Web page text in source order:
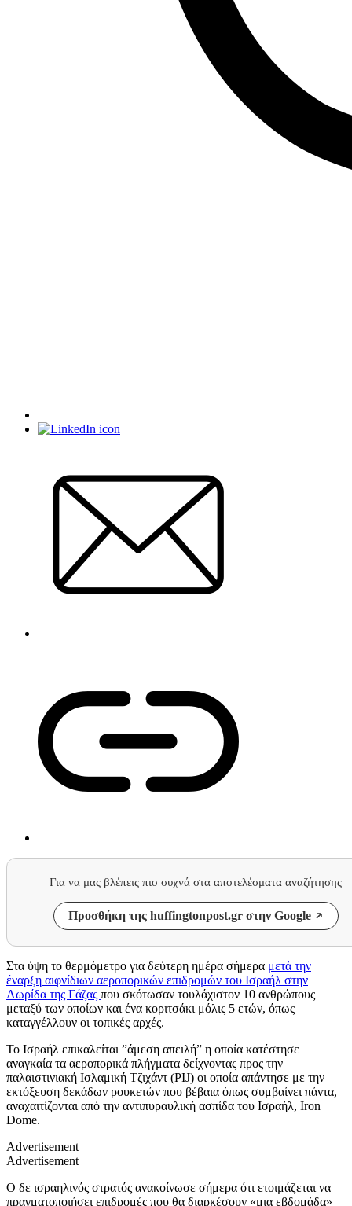
Για να μας βλέπεις πιο συχνά στα αποτελέσματα αναζήτησης
Προσθήκη της huffingtonpost.gr στην Google
Στα ύψη το θερμόμετρο για δεύτερη ημέρα σήμερα μετά την
έναρξη αιφνίδιων αεροπορικών επιδρομών του Ισραήλ στην
Λωρίδα της Γάζας που σκότωσαν τουλάχιστον 10 ανθρώπους
μεταξύ των οποίων και ένα κοριτσάκι μόλις 5 ετών, όπως
καταγγέλλουν οι τοπικές αρχές.
To Ισραήλ επικαλείται ”άμεση απειλή” η οποία κατέστησε
αναγκαία τα αεροπορικά πλήγματα δείχνοντας προς την
παλαιστινιακή Ισλαμική Τζιχάντ (PIJ) οι οποία απάντησε με την
εκτόξευση δεκάδων ρουκετών που βέβαια όπως συμβαίνει πάντα,
αναχαιτίζονται από την αντιπυραυλική ασπίδα του Ισραήλ, Iron
Dome.
Advertisement
Advertisement
Ο δε ισραηλινός στρατός ανακοίνωσε σήμερα ότι ετοιμάζεται να
πραγματοποιήσει επιδρομές που θα διαρκέσουν «μια εβδομάδα»